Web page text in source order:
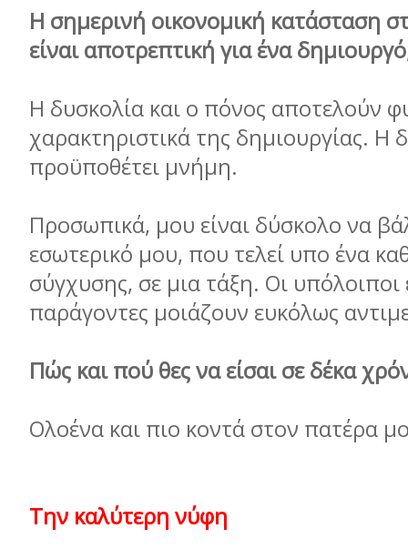
Η σημερινή οικονομική κατάσταση
είναι αποτρεπτική για ένα
Η δυσκολία και ο πόνος αποτελούν
χαρακτηριστικά της δημιουργίας. Η
προϋποθέτει μνήμη.
Προσωπικά, μου είναι δύσκολο να
εσωτερικό μου, που τελεί υπο ένα
σύγχυσης, σε μια τάξη. Οι υπόλοιποι
παράγοντες μοιάζουν ευκόλως
Πώς και πού θες να είσαι σε δέκα
Ολοένα και πιο κοντά στον πατέρα
Την καλύτερη νύφη